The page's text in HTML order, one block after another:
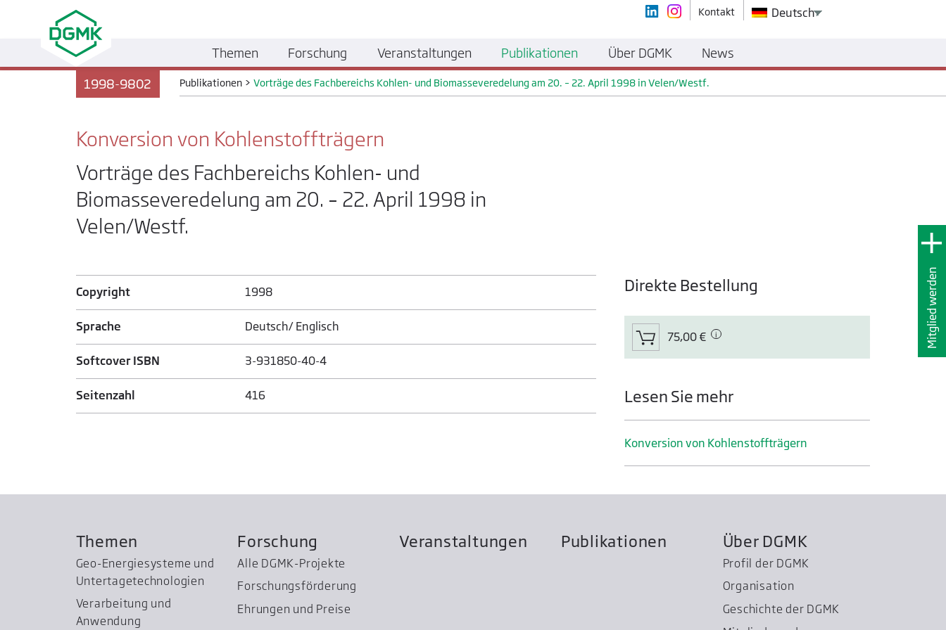
Mitglied werden
1998-9802 Publikationen >Vorträge des Fachbereichs Kohlen- und Biomasseveredelung am 20. – 22. April 1998 in Velen/Westf.
Konversion von Kohlenstoffträgern
Vorträge des Fachbereichs Kohlen- und
Biomasseveredelung am 20. – 22. April 1998 in
Velen/Westf.
Copyright 1998
Sprache Deutsch/ Englisch
Softcover ISBN 3-931850-40-4
Seitenzahl 416
Direkte Bestellung
75,00 €
Lesen Sie mehr
Konversion von Kohlenstoffträgern
Themen
Geo-Energiesysteme und
Untertage­technologien
Verarbeitung und
Anwendung
Forschung
Alle DGMK-Projekte
Forschungsförderung
Ehrungen und Preise
Veranstaltungen Publikationen Über DGMK
Profil der DGMK
Organisation
Geschichte der DGMK
Kontakt Deutsch
Themen Forschung Veranstaltungen Publikationen Über DGMK News